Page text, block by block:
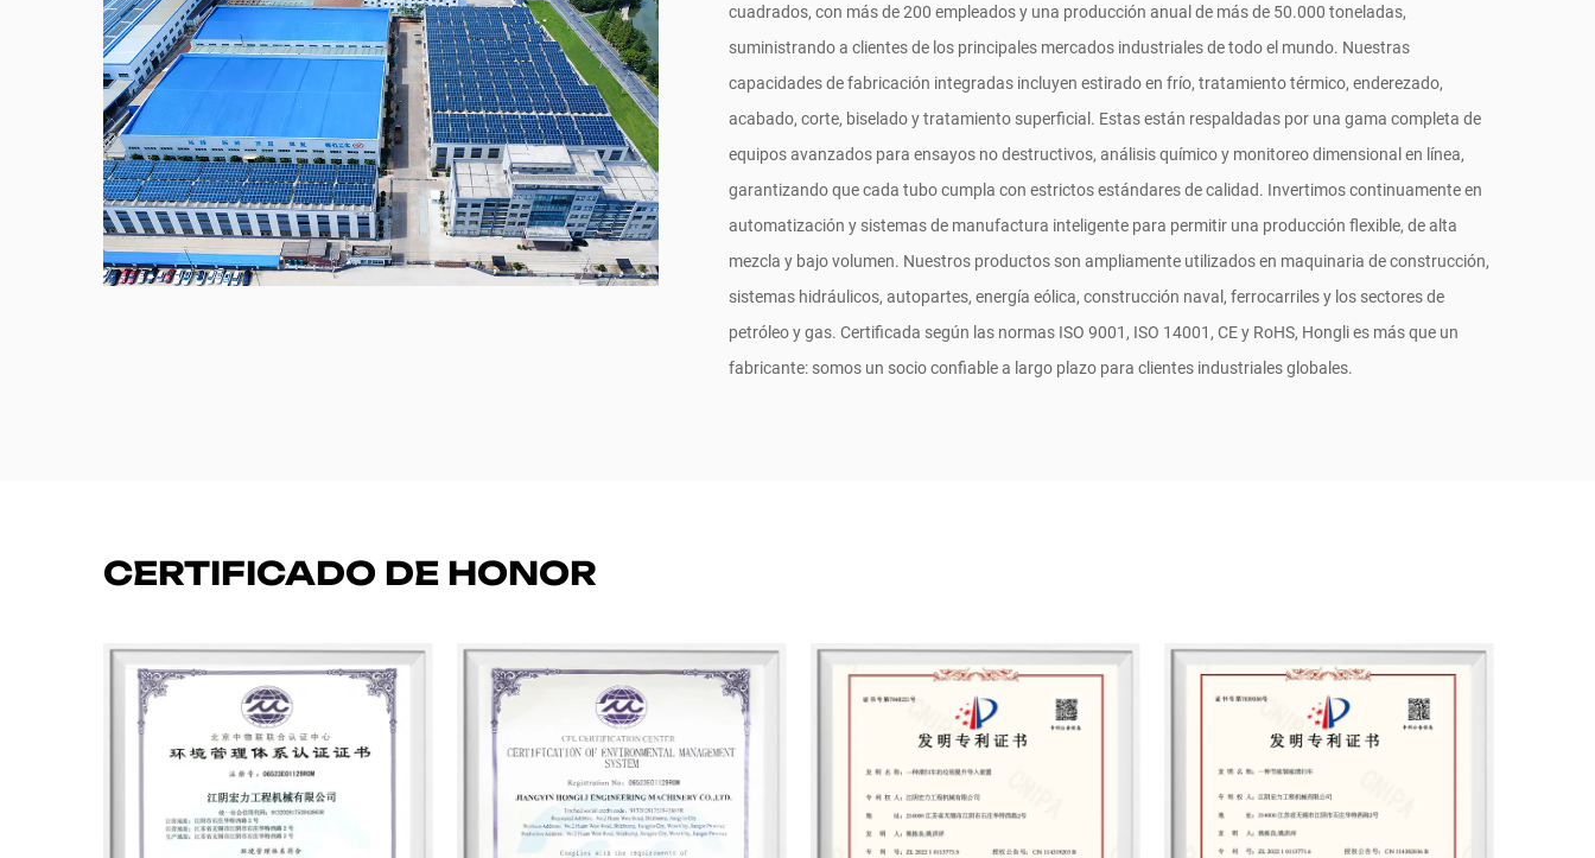
cuadrados, con más de 200 empleados y una producción anual de más de 50.000 toneladas,
suministrando a clientes de los principales mercados industriales de todo el mundo. Nuestras
capacidades de fabricación integradas incluyen estirado en frío, tratamiento térmico, enderezado,
acabado, corte, biselado y tratamiento superficial. Estas están respaldadas por una gama completa de
equipos avanzados para ensayos no destructivos, análisis químico y monitoreo dimensional en línea,
garantizando que cada tubo cumpla con estrictos estándares de calidad. Invertimos continuamente en
automatización y sistemas de manufactura inteligente para permitir una producción flexible, de alta
mezcla y bajo volumen. Nuestros productos son ampliamente utilizados en maquinaria de construcción,
sistemas hidráulicos, autopartes, energía eólica, construcción naval, ferrocarriles y los sectores de
petróleo y gas. Certificada según las normas ISO 9001, ISO 14001, CE y RoHS, Hongli es más que un
fabricante: somos un socio confiable a largo plazo para clientes industriales globales.
CERTIFICADO DE HONOR